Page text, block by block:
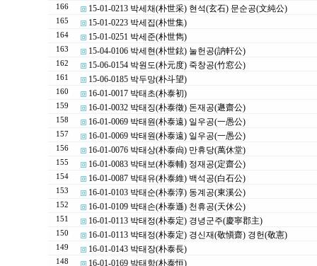
166 15-01-0213 박세채(朴世采) 현석(玄石) 문순공(文純公)
165 15-01-0223 박세집(朴世集)
164 15-01-0251 박세준(朴世雋)
163 15-04-0106 박세현(朴世鉉) 눌헌공(訥軒公)
162 15-06-0154 박원도(朴元度) 죽창공(竹窓公)
161 15-06-0185 박두망(朴斗望)
160 16-01-0017 박태초(朴泰初)
159 16-01-0032 박태징(朴泰徵) 돈재공(遯齋公)
158 16-01-0069 박태원(朴泰遠) 일우공(一愚公)
157 16-01-0069 박태원(朴泰遠) 일우공(一愚公)
156 16-01-0076 박태상(朴泰尙) 만휴당(萬休堂)
155 16-01-0083 박태보(朴泰輔) 정재공(定齋公)
154 16-01-0087 박태유(朴泰維) 백석공(白石公)
153 16-01-0103 박태순(朴泰淳) 동계공(東溪公)
152 16-01-0109 박태손(朴泰遜) 천휴공(天休公)
151 16-01-0113 박태정(朴泰定) 경녕군주(慶寧郡主)
150 16-01-0113 박태정(朴泰定) 경신재(敬愼齋) 경헌(敬憲)
149 16-01-0143 박태장(朴泰長)
148 16-01-0169 박태항(朴泰恒)